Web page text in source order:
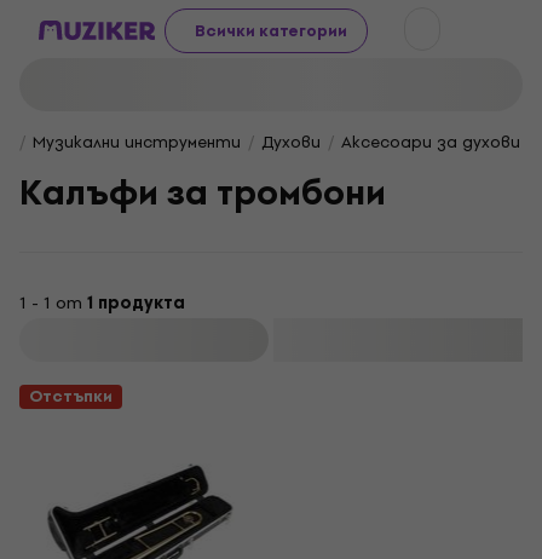
Всички категории
Музикални инструменти Духови Аксесоари за духови
Калъфи за тромбони
1 - 1 от 1 продукта
Отстъпки